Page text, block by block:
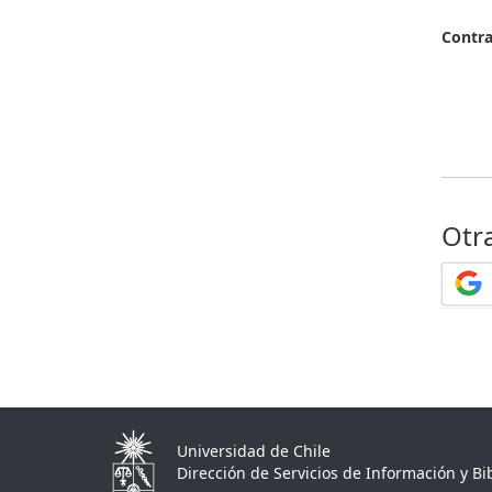
Universidad de Chile
Dirección de Servicios de Información y